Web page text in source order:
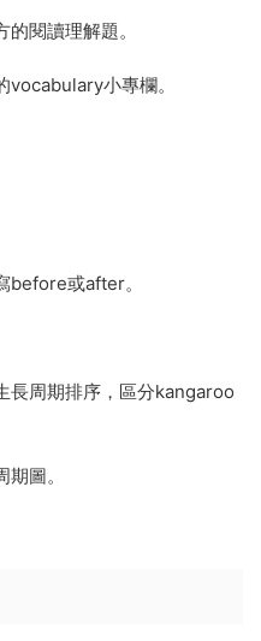
閱讀理解題。
小專欄。
before或after。
長周期排序，區分kangaroo
圖。